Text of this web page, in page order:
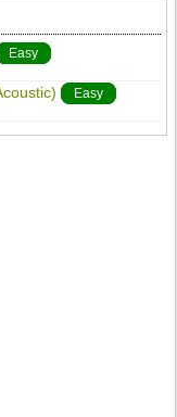
Easy
Easy